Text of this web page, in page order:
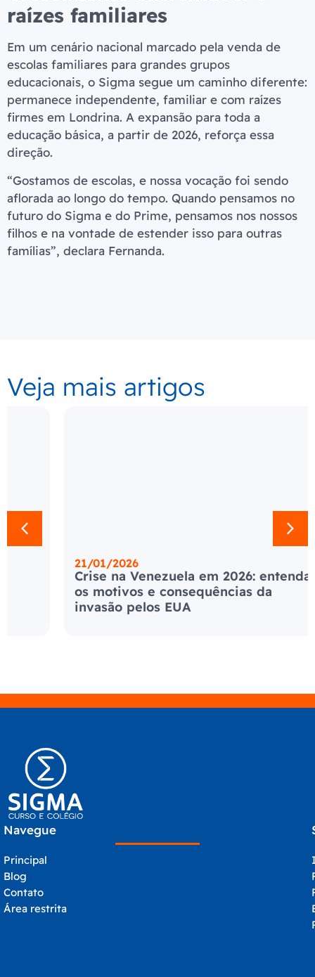
raízes familiares
Em um cenário nacional marcado pela venda de
escolas familiares para grandes grupos
educacionais, o Sigma segue um caminho diferente:
permanece independente, familiar e com raízes
firmes em Londrina. A expansão para toda a
educação básica, a partir de 2026, reforça essa
direção.
“Gostamos de escolas, e nossa vocação foi sendo
aflorada ao longo do tempo. Quando pensamos no
futuro do Sigma e do Prime, pensamos nos nossos
filhos e na vontade de estender isso para outras
famílias”, declara Fernanda.
Veja mais artigos
21/01/2026
Crise na Venezuela em 2026: entenda
os motivos e consequências da
invasão pelos EUA
Navegue
Principal
Blog
Contato
Área restrita